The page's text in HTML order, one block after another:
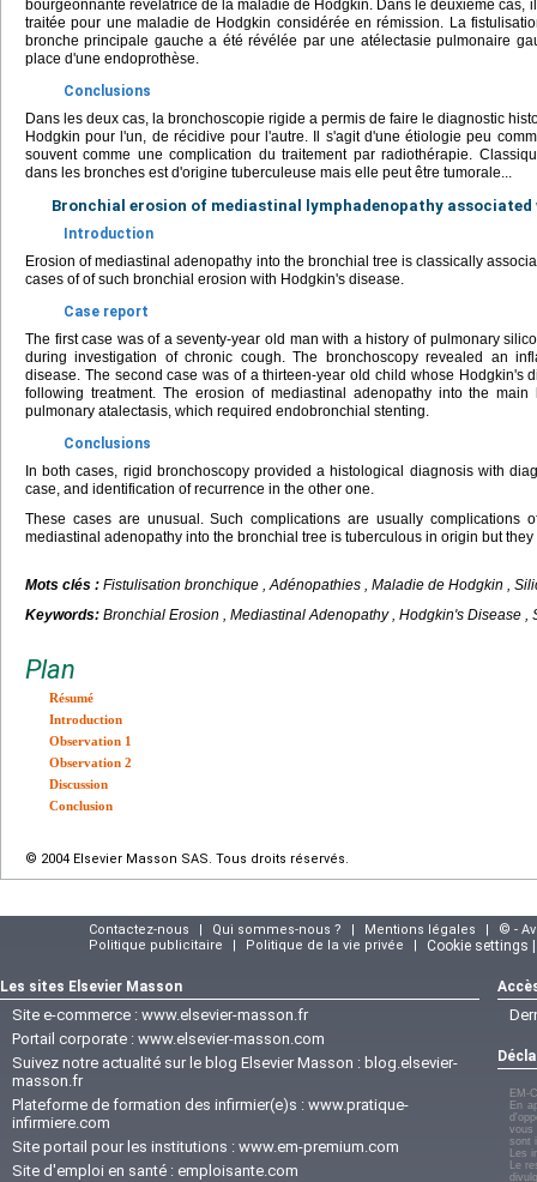
bourgeonnante révélatrice de la maladie de Hodgkin. Dans le deuxième cas,
traitée pour une maladie de Hodgkin considérée en rémission. La
bronche principale gauche a été révélée par une atélectasie pulmonaire
place d'une endoprothèse.
Conclusions
Dans les deux cas, la bronchoscopie rigide a permis de faire le diagnostic
Hodgkin pour l'un, de récidive pour l'autre. Il s'agit d'une étiologie peu
souvent comme une complication du traitement par radiothérapie.
dans les bronches est d'origine tuberculeuse mais elle peut être tumorale...
Bronchial erosion of mediastinal lymphadenopathy associated
Introduction
Erosion of mediastinal adenopathy into the bronchial tree is classically
cases of of such bronchial erosion with Hodgkin's disease.
Case report
The first case was of a seventy-year old man with a history of pulmonary
during investigation of chronic cough. The bronchoscopy revealed an
disease. The second case was of a thirteen-year old child whose Hodgkin's
following treatment. The erosion of mediastinal adenopathy into the
pulmonary atalectasis, which required endobronchial stenting.
Conclusions
In both cases, rigid bronchoscopy provided a histological diagnosis with
case, and identification of recurrence in the other one.
These cases are unusual. Such complications are usually complications
mediastinal adenopathy into the bronchial tree is tuberculous in origin but
Mots clés : Fistulisation bronchique , Adénopathies , Maladie de Hodgkin ,
Keywords: Bronchial Erosion , Mediastinal Adenopathy , Hodgkin's Disease ,
Plan
Résumé
Introduction
Observation 1
Observation 2
Discussion
Conclusion
© 2004 Elsevier Masson SAS. Tous droits réservés.
Contactez-nous | Qui sommes-nous ? | Mentions légales |
© -
Politique publicitaire
| Politique de la vie privée | Cookie settings
Les sites Elsevier Masson
Site e-commerce : www.elsevier-masson.fr
Portail corporate : www.elsevier-masson.com
Suivez notre actualité sur le blog Elsevier Masson : blog.elsevier-
masson.fr
Plateforme de formation des infirmier(e)s : www.pratique-
infirmiere.com
Site portail pour les institutions : www.em-premium.com
Site d'emploi en santé : emploisante.com
EM-
En
vous
sont
Les
Le